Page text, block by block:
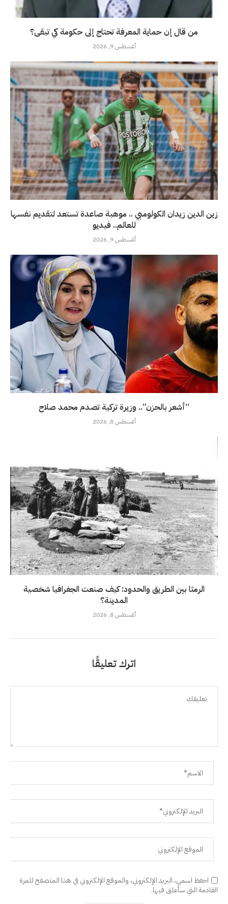
من قال إن حماية المعرفة تحتاج إلى حكومة كي تبقى؟
أغسطس 9, 2026
زين الدين زيدان الكولومبي .. موهبة صاعدة تستعد لتقديم نفسها
للعالم.. فيديو
أغسطس 9, 2026
“أشعر بالحزن”.. وزيرة تركية تصدم محمد صلاح
أغسطس 8, 2026
الرمثا بين الطريق والحدود: كيف صنعت الجغرافيا شخصية
المدينة؟
أغسطس 8, 2026
اترك تعليقًا
احفظ اسمي، البريد الإلكتروني، والموقع الإلكتروني في هذا المتصفح للمرة
القادمة التي سأعلق فيها.